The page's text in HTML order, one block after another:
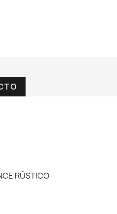
RÚSTICO